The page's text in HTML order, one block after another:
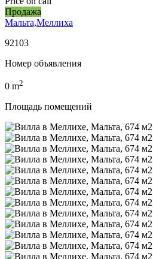
Продажа
Мальта,Меллиха
92103
Номер объявления
0 m2
Площадь помещений